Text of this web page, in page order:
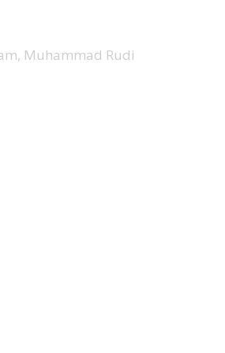
Muhammad Rudi